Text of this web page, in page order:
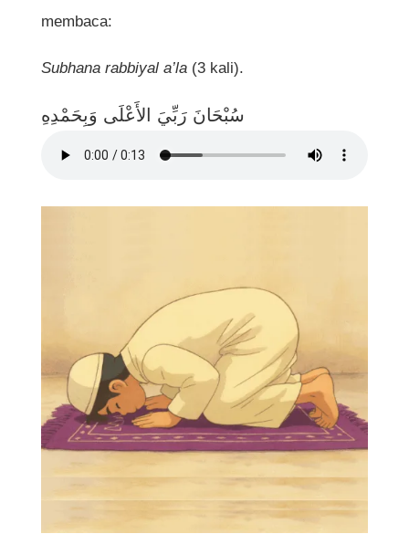
membaca:
Subhana rabbiyal a’la(3 kali).
سُبْحَانَ رَبِّيَ الأَعْلَى وَبِحَمْدِهِ